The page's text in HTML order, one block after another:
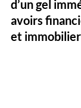
d’un gel
avoirs
et